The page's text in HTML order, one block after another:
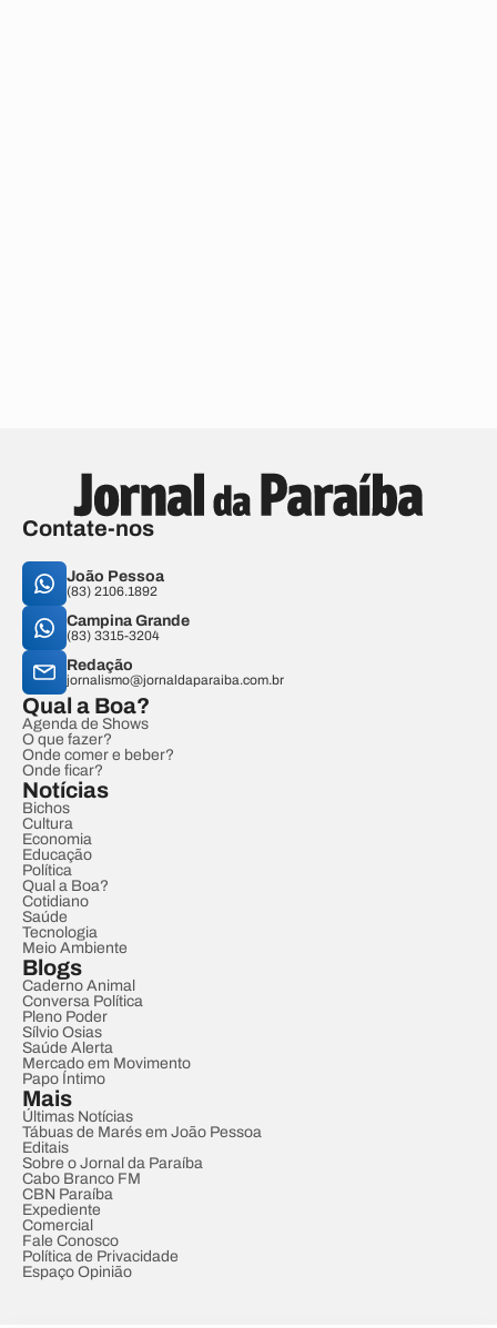
Contate-nos
João Pessoa
(83) 2106.1892
Campina Grande
(83) 3315-3204
Redação
jornalismo@jornaldaparaiba.com.br
Qual a Boa?
Agenda de Shows
O que fazer?
Onde comer e beber?
Onde ficar?
Notícias
Bichos
Cultura
Economia
Educação
Política
Qual a Boa?
Cotidiano
Saúde
Tecnologia
Meio Ambiente
Blogs
Caderno Animal
Conversa Política
Pleno Poder
Sílvio Osias
Saúde Alerta
Mercado em Movimento
Papo Íntimo
Mais
Últimas Notícias
Tábuas de Marés em João Pessoa
Editais
Sobre o Jornal da Paraíba
Cabo Branco FM
CBN Paraíba
Expediente
Comercial
Fale Conosco
Política de Privacidade
Espaço Opinião